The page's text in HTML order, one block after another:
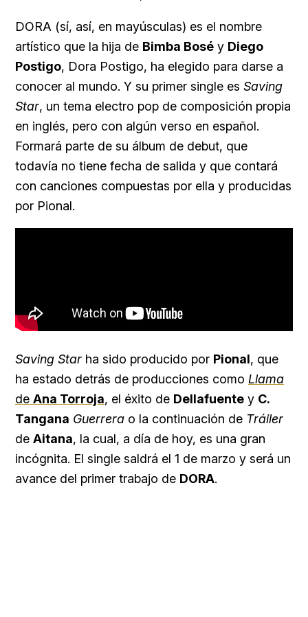
DORA (sí, así, en mayúsculas) es el nombre
artístico que la hija de Bimba Bosé y Diego
Postigo, Dora Postigo, ha elegido para darse a
conocer al mundo. Y su primer single es Saving
Star, un tema electro pop de composición propia
en inglés, pero con algún verso en español.
Formará parte de su álbum de debut, que
todavía no tiene fecha de salida y que contará
con canciones compuestas por ella y producidas
por Pional.
Saving Star ha sido producido por Pional, que
ha estado detrás de producciones como Llama
de Ana Torroja, el éxito de Dellafuente y C.
Tangana Guerrera o la continuación de Tráiler
de Aitana, la cual, a día de hoy, es una gran
incógnita. El single saldrá el 1 de marzo y será un
avance del primer trabajo de DORA.